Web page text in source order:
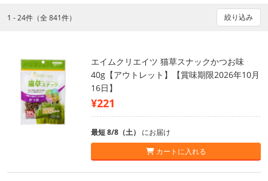
1 - 24件（全 841件） 絞り込み
エイムクリエイツ 猫草スナックかつお味
40g【アウトレット】【賞味期限2026年10月
16日】
¥221
最短 8/8（土） にお届け
カートに入れる